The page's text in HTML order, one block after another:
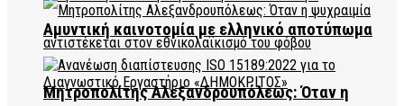
Μητροπολίτης Αλεξανδρουπόλεως: Όταν η
Αμυντική καινοτομία με ελληνικό αποτύπωμα